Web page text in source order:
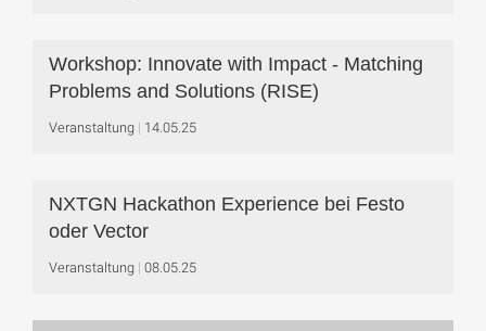
Workshop: Innovate with Impact - Matching
Problems and Solutions (RISE)
Veranstaltung 14.05.25
NXTGN Hackathon Experience bei Festo
oder Vector
Veranstaltung 08.05.25